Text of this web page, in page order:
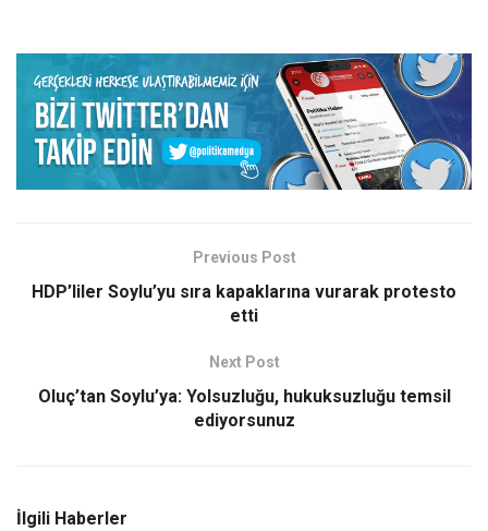
Previous Post
HDP’liler Soylu’yu sıra kapaklarına vurarak protesto
etti
Next Post
Oluç’tan Soylu’ya: Yolsuzluğu, hukuksuzluğu temsil
ediyorsunuz
İlgili Haberler